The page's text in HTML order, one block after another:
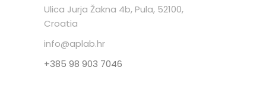
Ulica Jurja Žakna 4b, Pula, 52100,
Croatia
info@aplab.hr
+385 98 903 7046